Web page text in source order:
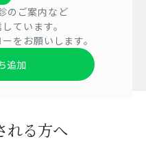
のご案内など
ています。
をお願いします。
追加
れる方へ